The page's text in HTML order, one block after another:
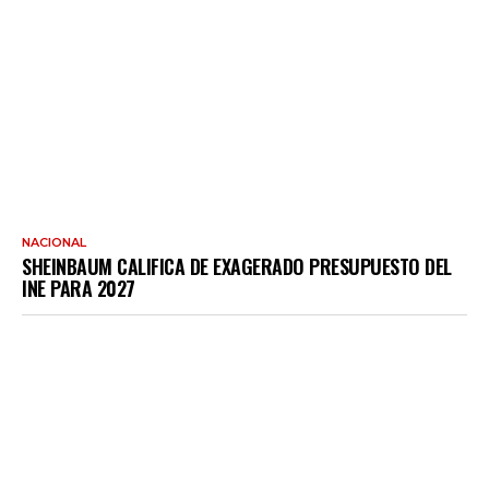
NACIONAL
SHEINBAUM CALIFICA DE EXAGERADO PRESUPUESTO DEL
INE PARA 2027